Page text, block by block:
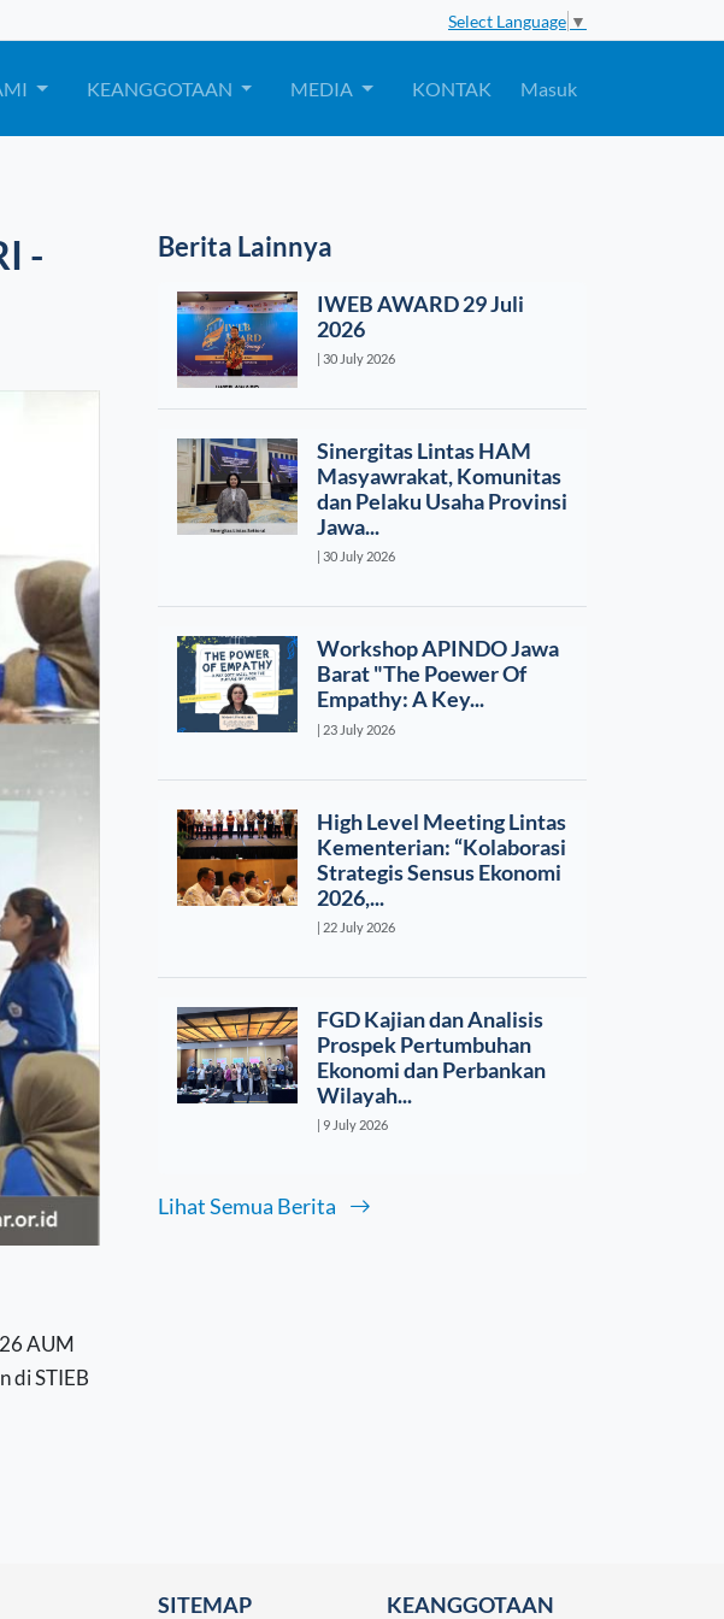
Select Language ▼
KEANGGOTAAN MEDIA KONTAK Masuk
-
AUM
di STIEB
Berita Lainnya
IWEB AWARD 29 Juli
2026
| 30 July 2026
Sinergitas Lintas HAM
Masyawrakat, Komunitas
dan Pelaku Usaha Provinsi
Jawa...
| 30 July 2026
Workshop APINDO Jawa
Barat "The Poewer Of
Empathy: A Key...
| 23 July 2026
High Level Meeting Lintas
Kementerian: “Kolaborasi
Strategis Sensus Ekonomi
2026,...
| 22 July 2026
FGD Kajian dan Analisis
Prospek Pertumbuhan
Ekonomi dan Perbankan
Wilayah...
| 9 July 2026
Lihat Semua Berita
SITEMAP KEANGGOTAAN